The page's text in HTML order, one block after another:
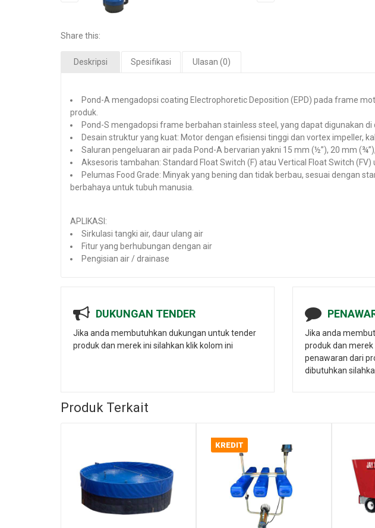
Share this:
Deskripsi Spesifikasi Ulasan (0)
Pond-A mengadopsi coating Electrophoretic Deposition (EPD) pada frame
produk.
Pond-S mengadopsi frame berbahan stainless steel, yang dapat digunakan
Desain struktur yang kuat: Motor dengan efisiensi tinggi dan vortex impeller,
Saluran pengeluaran air pada Pond-A bervarian yakni 15 mm (½”), 20 mm
Aksesoris tambahan: Standard Float Switch (F) atau Vertical Float Switch
Pelumas Food Grade: Minyak yang bening dan tidak berbau, sesuai dengan
berbahaya untuk tubuh manusia.
APLIKASI:
Sirkulasi tangki air, daur ulang air
Fitur yang berhubungan dengan air
Pengisian air / drainase
DUKUNGAN TENDER
Jika anda membutuhkan dukungan untuk tender
produk dan merek ini silahkan klik kolom ini
Jika anda
produk dan
penawaran dari
dibutuhkan
Produk Terkait
KREDIT